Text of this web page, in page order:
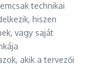
technikai
hiszen
vagy saját
akik a tervezői